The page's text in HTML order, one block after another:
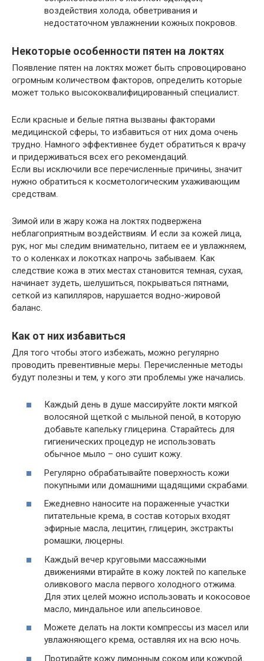
воздействия холода, обветривания и
недостаточном увлажнении кожных покровов.
Некоторые особенности пятен на локтях
Появление пятен на локтях может быть спровоцировано
огромным количеством факторов, определить которые
может только высококвалифицированный специалист.
Если красные и белые пятна вызваны факторами
медицинской сферы, то избавиться от них дома очень
трудно. Намного эффективнее будет обратиться к врачу
и придерживаться всех его рекомендаций.
Если вы исключили все перечисленные причины, значит
нужно обратиться к косметологическим ухаживающим
средствам.
Зимой или в жару кожа на локтях подвержена
неблагоприятным воздействиям. И если за кожей лица,
рук, ног мы следим внимательно, питаем ее и увлажняем,
то о коленках и локотках напрочь забываем. Как
следствие кожа в этих местах становится темная, сухая,
начинает зудеть, шелушиться, покрываться пятнами,
сеткой из капилляров, нарушается водно-жировой
баланс.
Как от них избавиться
Для того чтобы этого избежать, можно регулярно
проводить превентивные меры. Перечисленные методы
будут полезны и тем, у кого эти проблемы уже начались.
Каждый день в душе массируйте локти мягкой
волосяной щеткой с мыльной пеной, в которую
добавьте капельку глицерина. Старайтесь для
гигиенических процедур не использовать
обычное мыло – оно сушит кожу.
Регулярно обрабатывайте поверхность кожи
покупными или домашними щадящими скрабами.
Ежедневно наносите на пораженные участки
питательные крема, в состав которых входят
эфирные масла, лецитин, глицерин, экстракты
ромашки, люцерны.
Каждый вечер круговыми массажными
движениями втирайте в кожу локтей по капельке
оливкового масла первого холодного отжима.
Для этих целей можно использовать и кокосовое
масло, миндальное или апельсиновое.
Можете делать на локти компрессы из масел или
увлажняющего крема, оставляя их на всю ночь.
Протирайте кожу лимонным соком или кожурой.